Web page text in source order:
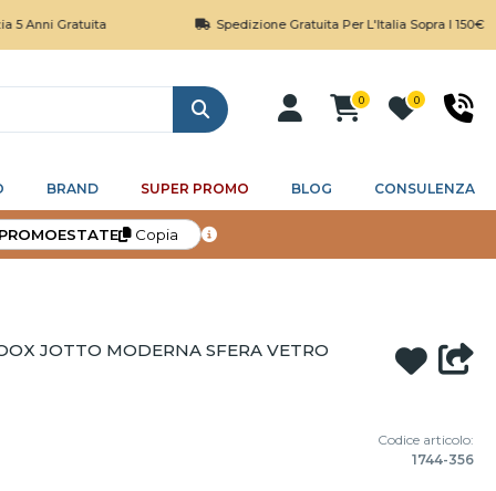
Spedizione Gratuita Per L'Italia Sopra I 150€
Cerca
0 0
BRAND SUPER PROMO BLOG CONSULENZA
Copia
JOTTO MODERNA SFERA VETRO
Codice articolo:
1744-356